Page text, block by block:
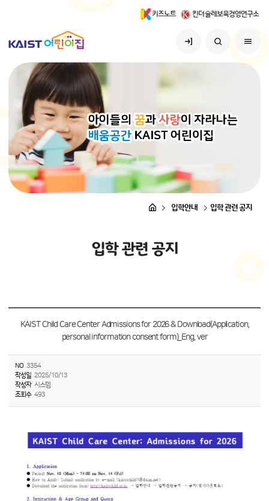
키즈노트 킨더슐레보육경영연구소
입학안내 입학 관련 공지
입학 관련 공지
KAIST Child Care Center Admissions for 2026 & Download(Application,
personal information consent form)_Eng, ver
NO 3354
작성일 2025/10/13
작성자 시스템
조회수 493